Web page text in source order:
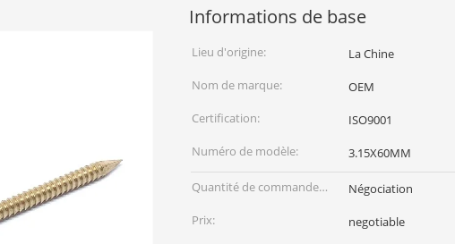
Informations de base
Lieu d'origine:
La Chine
Nom de marque:
OEM
Certification:
ISO9001
Numéro de modèle:
3.15X60MM
Quantité de commande
min:
Négociation
Prix:
negotiable